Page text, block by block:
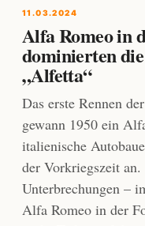
11.03.2024
Alfa Romeo in
dominierten
„Alfetta“
Das erste Rennen
gewann 1950 ein
italienische
der Vorkriegszeit
Unterbrechungen –
Alfa Romeo in der